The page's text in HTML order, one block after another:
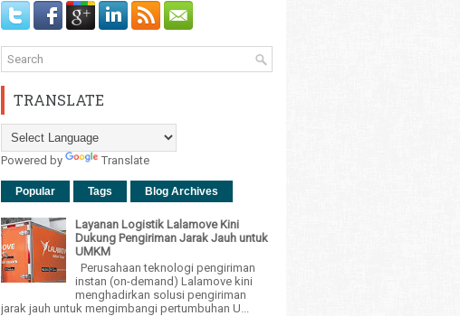
TRANSLATE
Powered by Translate
Popular Tags Blog Archives
Layanan Logistik Lalamove Kini
Dukung Pengiriman Jarak Jauh untuk
UMKM
Perusahaan teknologi pengiriman
instan (on-demand) Lalamove kini
menghadirkan solusi pengiriman
jarak jauh untuk mengimbangi pertumbuhan U...